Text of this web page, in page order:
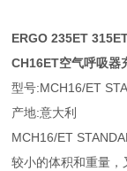
ERGO 235ET
CH16ET空气呼吸器
型号:MCH16/ET
产地:意大利
MCH16/ET
较小的体积和重量